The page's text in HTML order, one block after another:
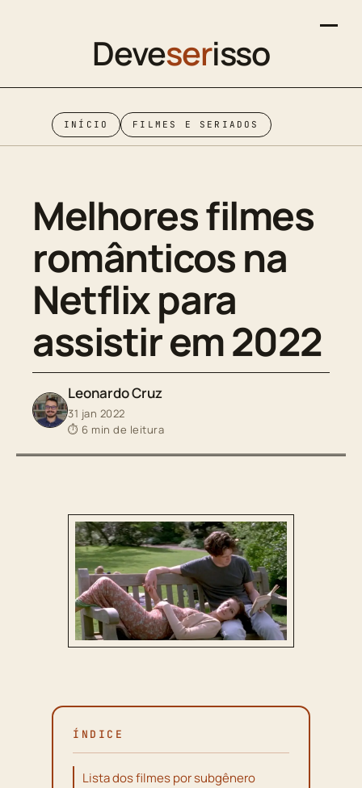
Deveserisso
INÍCIO FILMES E SERIADOS
Melhores filmes
românticos na
Netflix para
assistir em 2022
Leonardo Cruz
31 jan 2022
⏱ 6 min de leitura
ÍNDICE
Lista dos filmes por subgênero